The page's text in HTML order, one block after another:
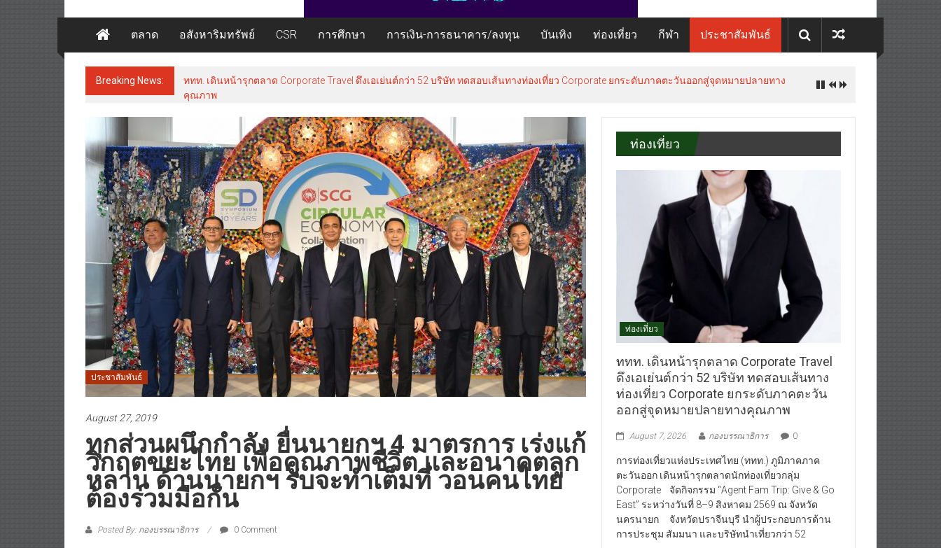
ตลาด อสังหาริมทรัพย์ CSR การศึกษา การเงิน-การธนาคาร/ลงทุน บันเทิง ท่องเที่ยว กีฬา ประชาสัมพันธ์
Breaking News:
ททท. เดินหน้ารุกตลาด Corporate Travel ดึงเอเย่นต์กว่า 52 บริษัท ทดสอบเส้นทางท่องเที่ยว Corporate ยกระดับภาคตะวันออกสู่จุดหมายปลายทาง
คุณภาพ
ประชาสัมพันธ์
August 27, 2019
ทุกส่วนผนึกกำลัง ยื่นนายกฯ 4 มาตรการ เร่งแก้
วิกฤตขยะไทย เพื่อคุณภาพชีวิต และอนาคตลูก
หลาน ด้านนายกฯ รับจะทำเต็มที่ วอนคนไทย
ต้องร่วมมือกัน
Posted By: กองบรรณาธิการ 0 Comment
ท่องเที่ยว
ท่องเที่ยว
ททท. เดินหน้ารุกตลาด Corporate Travel
ดึงเอเย่นต์กว่า 52 บริษัท ทดสอบเส้นทาง
ท่องเที่ยว Corporate ยกระดับภาคตะวัน
ออกสู่จุดหมายปลายทางคุณภาพ
August 7, 2026 กองบรรณาธิการ 0
การท่องเที่ยวแห่งประเทศไทย (ททท.) ภูมิภาคภาค
ตะวันออก เดินหน้ารุกตลาดนักท่องเที่ยวกลุ่ม
Corporate จัดกิจกรรม “Agent Fam Trip: Give & Go
East” ระหว่างวันที่ 8–9 สิงหาคม 2569 ณ จังหวัด
นครนายก จังหวัดปราจีนบุรี นำผู้ประกอบการด้าน
การประชุม สัมมนา และบริษัทนำเที่ยวกว่า 52